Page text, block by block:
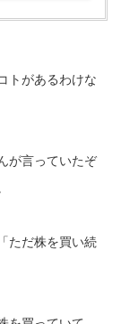
トがあるわけな
が言っていたぞ
ただ株を買い続